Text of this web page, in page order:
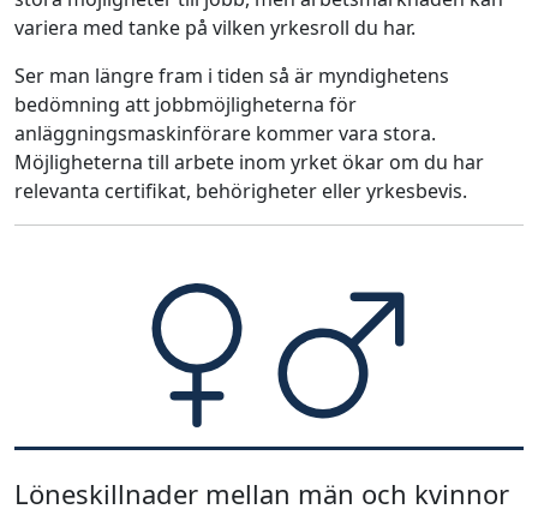
variera med tanke på vilken yrkesroll du har.
Ser man längre fram i tiden så är myndighetens
bedömning att jobbmöjligheterna för
anläggningsmaskinförare kommer vara stora.
Möjligheterna till arbete inom yrket ökar om du har
relevanta certifikat, behörigheter eller yrkesbevis.
Löneskillnader mellan män och kvinnor